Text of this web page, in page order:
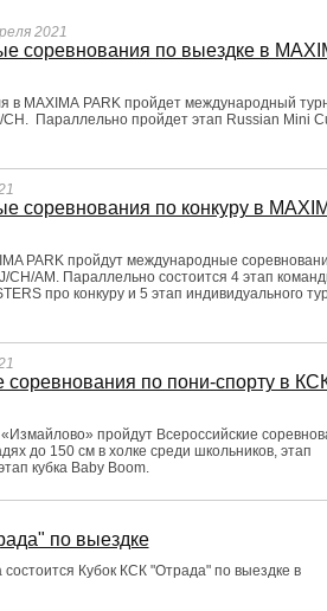
2021
соревнования по выездке в
в MAXIMA PARK пройдет международный
CH. Параллельно пройдет этап Russian Mini
соревнования по конкуру в
PARK пройдут международные
CH/AM. Параллельно состоится 4 этап
про конкуру и 5 этап индивидуального
соревнования по пони-спорту в
пройдут Всероссийские
до 150 см в холке среди школьников, этап
кубка Baby Boom.
по выездке
Кубок КСК "Отрада" по выездке в